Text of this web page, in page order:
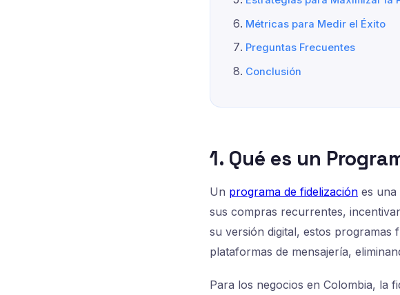
Métricas para Medir el Éxito
Preguntas Frecuentes
Conclusión
1. Qué es un
Un programa de fidelización es una
sus compras recurrentes,
su versión digital, estos programas
plataformas de mensajería,
Para los negocios en Colombia, la